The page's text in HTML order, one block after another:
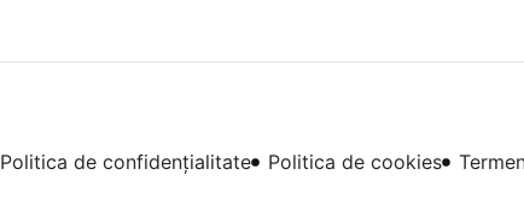
Politica de confidențialitate Politica de cookies